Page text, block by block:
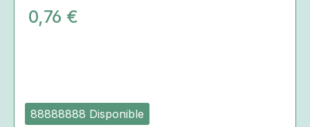
88888888 Disponible
0,76 €